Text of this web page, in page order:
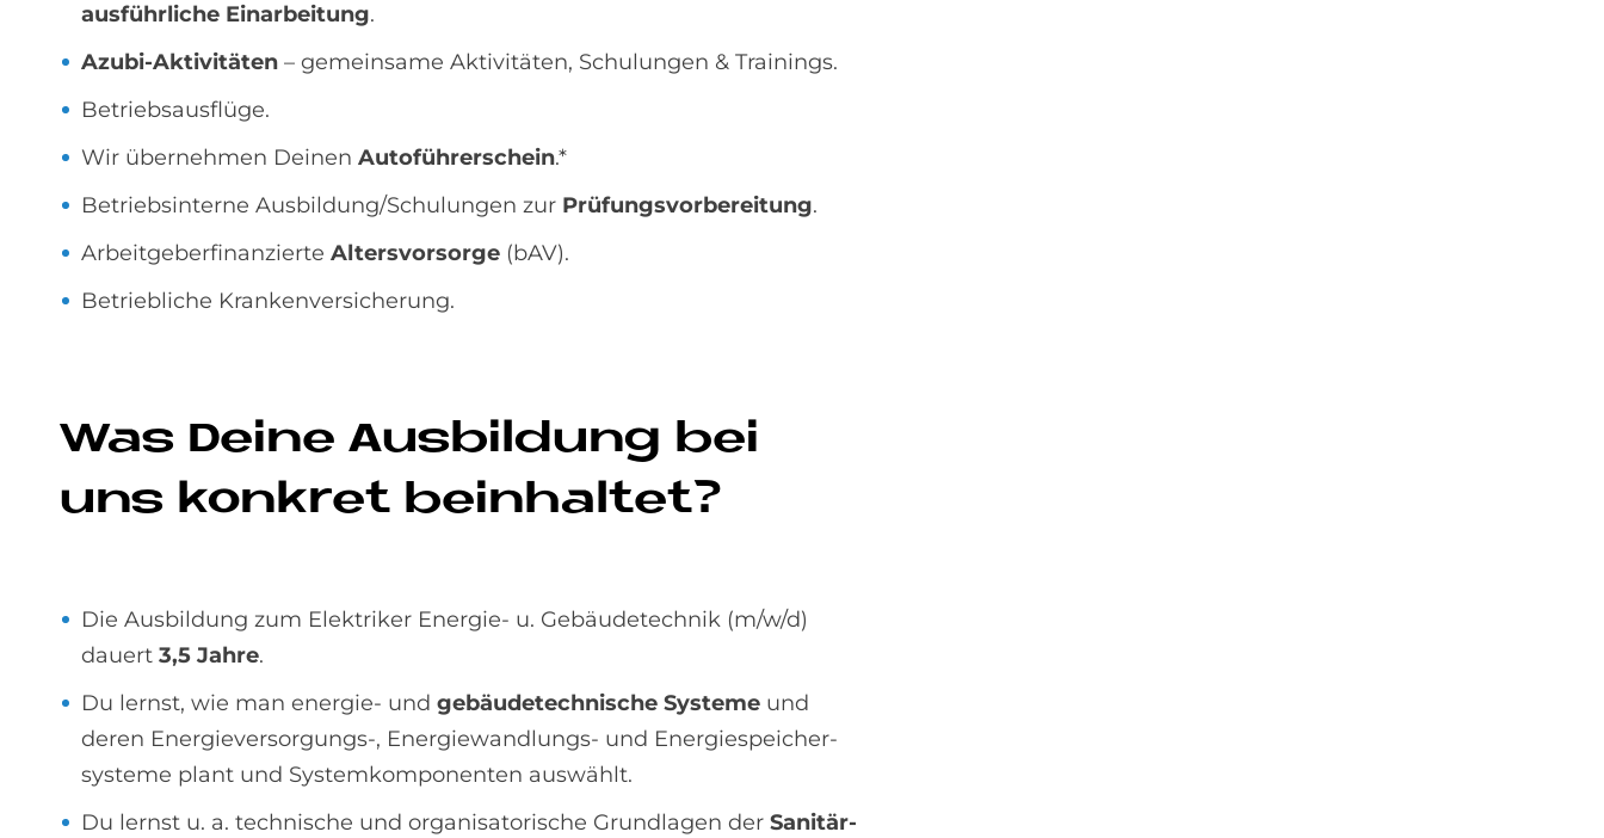
ausführliche Einarbeitung.
Azubi-Aktivitäten – gemeinsame Aktivitäten, Schulungen & Trainings.
Betriebsausflüge.
Wir übernehmen Deinen Autoführerschein.*
Betriebsinterne Ausbildung/Schulungen zur Prüfungsvorbereitung.
Arbeitgeberfinanzierte Altersvorsorge (bAV).
Betriebliche Krankenversicherung.
Was De­i­ne Aus­bil­dung bei
uns kon­kret be­inhal­tet?
Die Ausbildung zum Elektriker Energie- u. Gebäudetechnik (m/w/d)
dauert 3,5 Jahre.
Du lernst, wie man energie- und gebäudetechnische Systeme und
deren Energieversorgungs-, Energie­wandlungs- und Energie­speicher­
systeme plant und System­komponenten auswählt.
Du lernst u. a. technische und organisatorische Grundlagen der Sanitär-